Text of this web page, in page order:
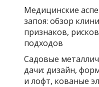
Медицинские
запоя: обзор
признаков,
подходов
Садовые
дачи: дизайн,
и лофт, кованые